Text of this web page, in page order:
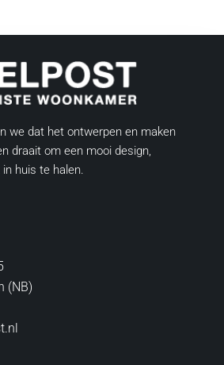
we dat het ontwerpen en maken
draait om een mooi design,
huis te halen.
(NB)